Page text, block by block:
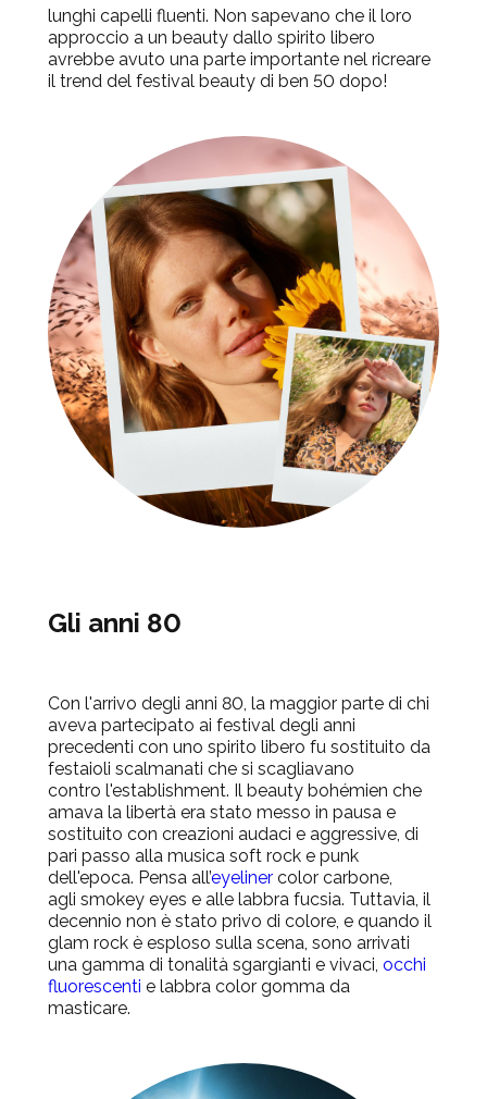
lunghi capelli fluenti. Non sapevano che il loro
approccio a un beauty dallo spirito libero
avrebbe avuto una parte importante nel ricreare
il trend del festival beauty di ben 50 dopo!
Gli anni 80
Con l'arrivo degli anni 80, la maggior parte di chi
aveva partecipato ai festival degli anni
precedenti con uno spirito libero fu sostituito da
festaioli scalmanati che si scagliavano
contro l'establishment. Il beauty bohémien che
amava la libertà era stato messo in pausa e
sostituito con creazioni audaci e aggressive, di
pari passo alla musica soft rock e punk
dell'epoca. Pensa all’eyeliner color carbone,
agli smokey eyes e alle labbra fucsia. Tuttavia, il
decennio non è stato privo di colore, e quando il
glam rock è esploso sulla scena, sono arrivati
una gamma di tonalità sgargianti e vivaci, occhi
fluorescenti e labbra color gomma da
masticare.